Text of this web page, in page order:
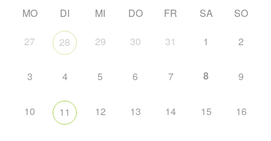
MO DI MI DO FR SA SO
27 28 29 30 31 1 2
3 4 5 6 7 8 9
10 11 12 13 14 15 16